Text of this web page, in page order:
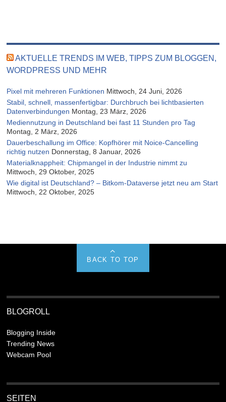
AKTUELLE TRENDS IM WEB, TIPPS ZUM BLOGGEN,
WORDPRESS UND MEHR
Pixel mit mehreren Funktionen Mittwoch, 24 Juni, 2026
Stabil, schnell, massenfertigbar: Durchbruch bei lichtbasierten
Datenverbindungen Montag, 23 März, 2026
Mediennutzung in Deutschland bei fast 11 Stunden pro Tag
Montag, 2 März, 2026
Dauerbeschallung im Office: Kopfhörer mit Noice-Cancelling
richtig nutzen Donnerstag, 8 Januar, 2026
Materialknappheit: Chipmangel in der Industrie nimmt zu
Mittwoch, 29 Oktober, 2025
Wie digital ist Deutschland? – Bitkom-Dataverse jetzt neu am Start
Mittwoch, 22 Oktober, 2025
BACK TO TOP
BLOGROLL
Blogging Inside
Trending News
Webcam Pool
SEITEN